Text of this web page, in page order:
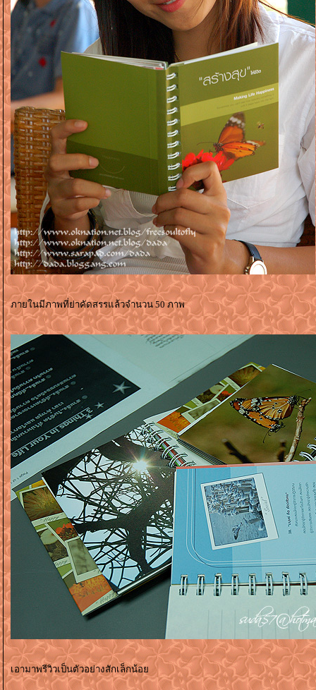
ภายในมีภาพที่ย่าคัดสรรแล้วจำนวน 50 ภาพ
เอามาพรีวิวเป็นตัวอย่างสักเล็กน้อ